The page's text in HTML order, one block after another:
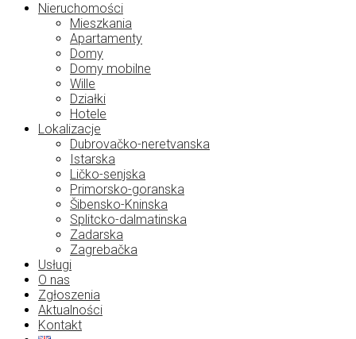
Nieruchomości
Mieszkania
Apartamenty
Domy
Domy mobilne
Wille
Działki
Hotele
Lokalizacje
Dubrovačko-neretvanska
Istarska
Ličko-senjska
Primorsko-goranska
Šibensko-Kninska
Splitcko-dalmatinska
Zadarska
Zagrebačka
Usługi
O nas
Zgłoszenia
Aktualności
Kontakt